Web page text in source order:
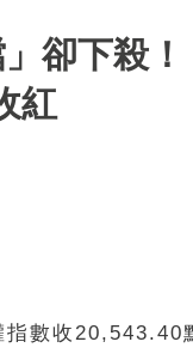
」卻下殺
紅
數收